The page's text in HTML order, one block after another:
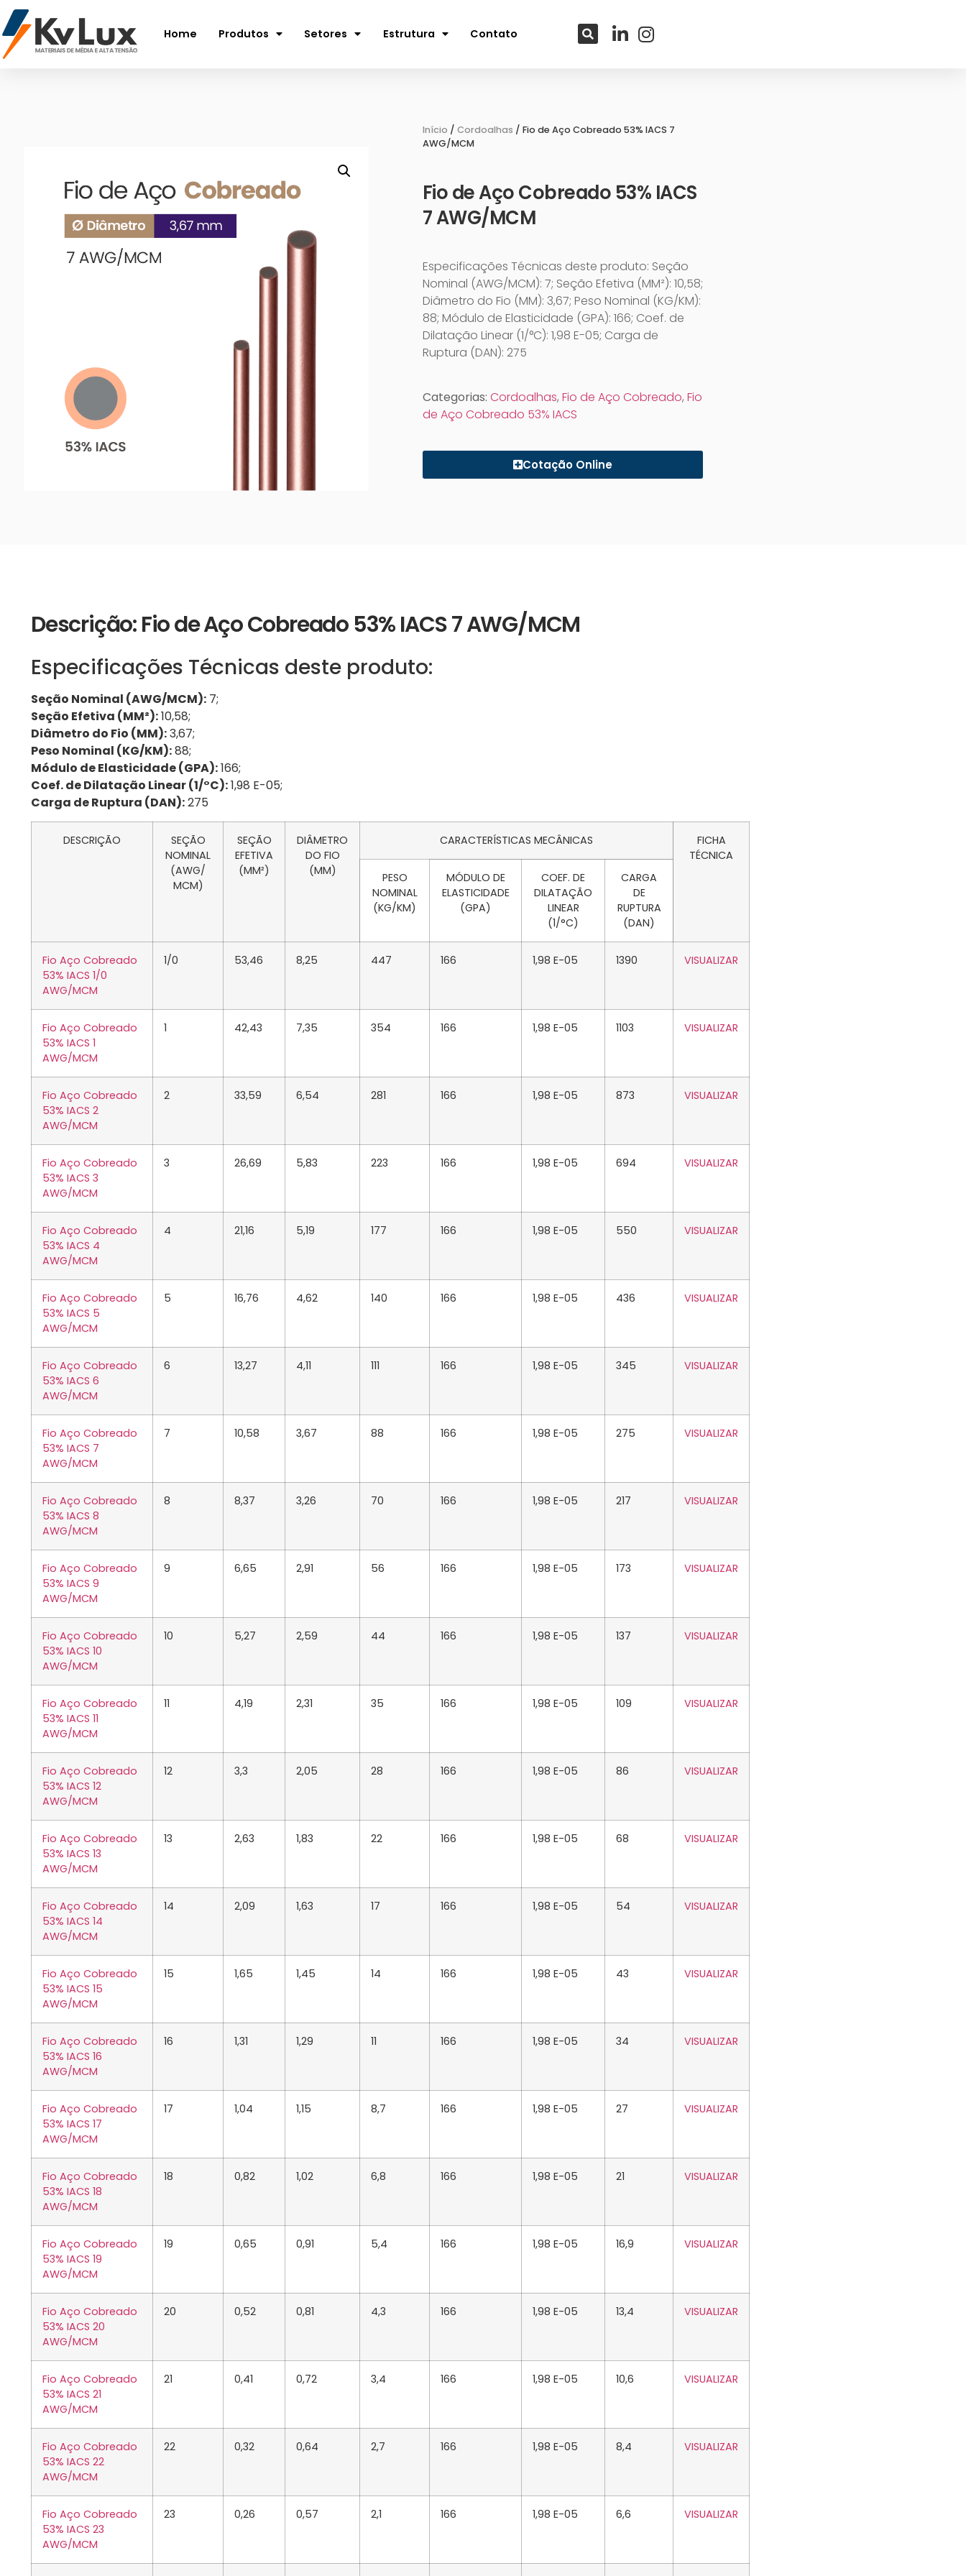
Home Produtos Setores Estrutura Contato
Início / Cordoalhas / Fio de Aço Cobreado 53% IACS 7
AWG/MCM
Fio de Aço Cobreado 53% IACS
7 AWG/MCM
Especificações Técnicas deste produto: Seção
Nominal (AWG/MCM): 7; Seção Efetiva (MM²): 10,58;
Diâmetro do Fio (MM): 3,67; Peso Nominal (KG/KM):
88; Módulo de Elasticidade (GPA): 166; Coef. de
Dilatação Linear (1/°C): 1,98 E-05; Carga de
Ruptura (DAN): 275
Categorias: Cordoalhas, Fio de Aço Cobreado, Fio
de Aço Cobreado 53% IACS
Cotação Online
Descrição: Fio de Aço Cobreado 53% IACS 7 AWG/MCM
Especificações Técnicas deste produto:
Seção Nominal (AWG/MCM): 7;
Seção Efetiva (MM²):10,58;
Diâmetro do Fio (MM):3,67;
Peso Nominal (KG/KM):88;
Módulo de Elasticidade (GPA):166;
Coef. de Dilatação Linear (1/°C):1,98 E-05;
Carga de Ruptura (DAN):275
DESCRIÇÃO
SEÇÃO
NOMINAL
(AWG/
MCM)
SEÇÃO
EFETIVA
(MM²)
DIÂMETRO
DO FIO
(MM)
CARACTERÍSTICAS MECÂNICAS
FICHA
TÉCNICA
PESO
NOMINAL
(KG/KM)
MÓDULO DE
ELASTICIDADE
(GPA)
COEF. DE
DILATAÇÃO
LINEAR
(1/°C)
CARGA
DE
RUPTURA
(DAN)
Fio Aço Cobreado
53% IACS 1/0
AWG/MCM
1/0 53,46 8,25 447 166 1,98 E-05 1390 VISUALIZAR
Fio Aço Cobreado
53% IACS 1
AWG/MCM
1 42,43 7,35 354 166 1,98 E-05 1103 VISUALIZAR
Fio Aço Cobreado
53% IACS 2
AWG/MCM
2 33,59 6,54 281 166 1,98 E-05 873 VISUALIZAR
Fio Aço Cobreado
53% IACS 3
AWG/MCM
3 26,69 5,83 223 166 1,98 E-05 694 VISUALIZAR
Fio Aço Cobreado
53% IACS 4
AWG/MCM
4 21,16 5,19 177 166 1,98 E-05 550 VISUALIZAR
Fio Aço Cobreado
53% IACS 5
AWG/MCM
5 16,76 4,62 140 166 1,98 E-05 436 VISUALIZAR
Fio Aço Cobreado
53% IACS 6
AWG/MCM
6 13,27 4,11 111 166 1,98 E-05 345 VISUALIZAR
Fio Aço Cobreado
53% IACS 7
AWG/MCM
7 10,58 3,67 88 166 1,98 E-05 275 VISUALIZAR
Fio Aço Cobreado
53% IACS 8
AWG/MCM
8 8,37 3,26 70 166 1,98 E-05 217 VISUALIZAR
Fio Aço Cobreado
53% IACS 9
AWG/MCM
9 6,65 2,91 56 166 1,98 E-05 173 VISUALIZAR
Fio Aço Cobreado
53% IACS 10
AWG/MCM
10 5,27 2,59 44 166 1,98 E-05 137 VISUALIZAR
Fio Aço Cobreado
53% IACS 11
AWG/MCM
11 4,19 2,31 35 166 1,98 E-05 109 VISUALIZAR
Fio Aço Cobreado
53% IACS 12
AWG/MCM
12 3,3 2,05 28 166 1,98 E-05 86 VISUALIZAR
Fio Aço Cobreado
53% IACS 13
AWG/MCM
13 2,63 1,83 22 166 1,98 E-05 68 VISUALIZAR
Fio Aço Cobreado
53% IACS 14
AWG/MCM
14 2,09 1,63 17 166 1,98 E-05 54 VISUALIZAR
Fio Aço Cobreado
53% IACS 15
AWG/MCM
15 1,65 1,45 14 166 1,98 E-05 43 VISUALIZAR
Fio Aço Cobreado
53% IACS 16
AWG/MCM
16 1,31 1,29 11 166 1,98 E-05 34 VISUALIZAR
Fio Aço Cobreado
53% IACS 17
AWG/MCM
17 1,04 1,15 8,7 166 1,98 E-05 27 VISUALIZAR
Fio Aço Cobreado
53% IACS 18
AWG/MCM
18 0,82 1,02 6,8 166 1,98 E-05 21 VISUALIZAR
Fio Aço Cobreado
53% IACS 19
AWG/MCM
19 0,65 0,91 5,4 166 1,98 E-05 16,9 VISUALIZAR
Fio Aço Cobreado
53% IACS 20
AWG/MCM
20 0,52 0,81 4,3 166 1,98 E-05 13,4 VISUALIZAR
Fio Aço Cobreado
53% IACS 21
AWG/MCM
21 0,41 0,72 3,4 166 1,98 E-05 10,6 VISUALIZAR
Fio Aço Cobreado
53% IACS 22
AWG/MCM
22 0,32 0,64 2,7 166 1,98 E-05 8,4 VISUALIZAR
Fio Aço Cobreado
53% IACS 23
AWG/MCM
23 0,26 0,57 2,1 166 1,98 E-05 6,6 VISUALIZAR